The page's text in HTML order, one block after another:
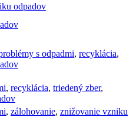
odpadov
s odpadmi, recyklácia,
, recyklácia, triedený zber,
, zálohovanie, znižovanie vzniku